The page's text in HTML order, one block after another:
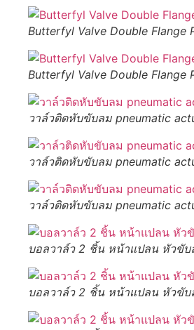
Butterfyl Valve Double Flange
Butterfyl Valve Double Flange
วาล์วติดหับขับลม pneumatic
วาล์วติดหับขับลม pneumatic
วาล์วติดหับขับลม pneumatic
บอลวาล์ว 2 ชิ้น หน้าแปลน หัวขับ
บอลวาล์ว 2 ชิ้น หน้าแปลน หัวขับ